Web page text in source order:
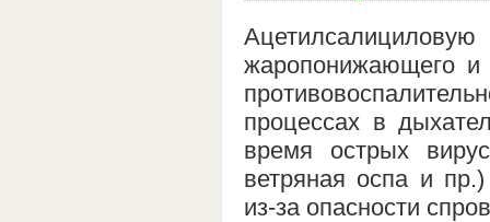
жаропонижающего и
процессах в
время острых
ветряная оспа и
из-за опасности